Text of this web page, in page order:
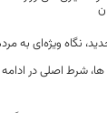
نگاه ویژه‌ای به
شرط اصلی در